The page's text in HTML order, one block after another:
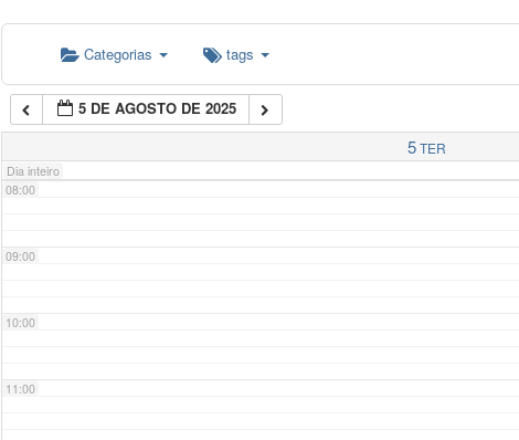
Categorias tags
5 DE AGOSTO DE 2025
5 TER
Dia inteiro
07:00
08:00
09:00
10:00
11:00